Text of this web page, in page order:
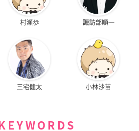
村瀬歩 諏訪部順一
三宅健太 小林沙苗
KEYWORDS